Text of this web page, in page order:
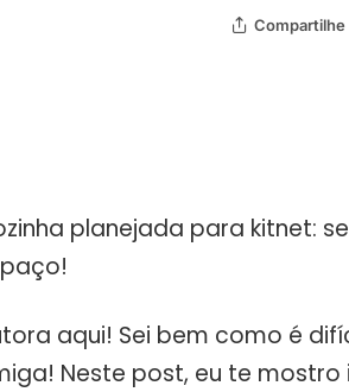
Compartilhe
planejada para kitnet:
aqui! Sei bem como é
Neste post, eu te mostro